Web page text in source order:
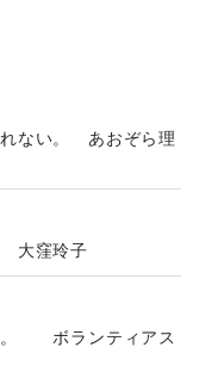
れない。 あおぞら理
大窪玲子
。 ボランティアス